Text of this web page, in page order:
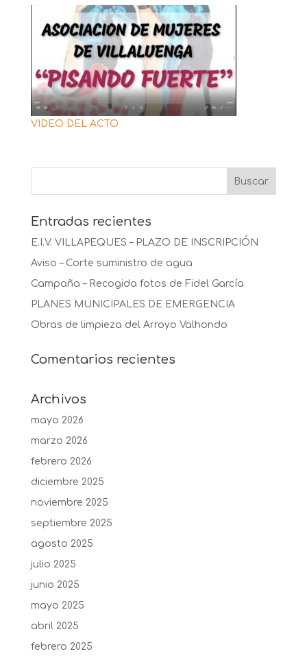
VIDEO DEL ACTO
Entradas recientes
E.I.V. VILLAPEQUES – PLAZO DE INSCRIPCIÓN
Aviso – Corte suministro de agua
Campaña – Recogida fotos de Fidel García
PLANES MUNICIPALES DE EMERGENCIA
Obras de limpieza del Arroyo Valhondo
Comentarios recientes
Archivos
mayo 2026
marzo 2026
febrero 2026
diciembre 2025
noviembre 2025
septiembre 2025
agosto 2025
julio 2025
junio 2025
mayo 2025
abril 2025
febrero 2025